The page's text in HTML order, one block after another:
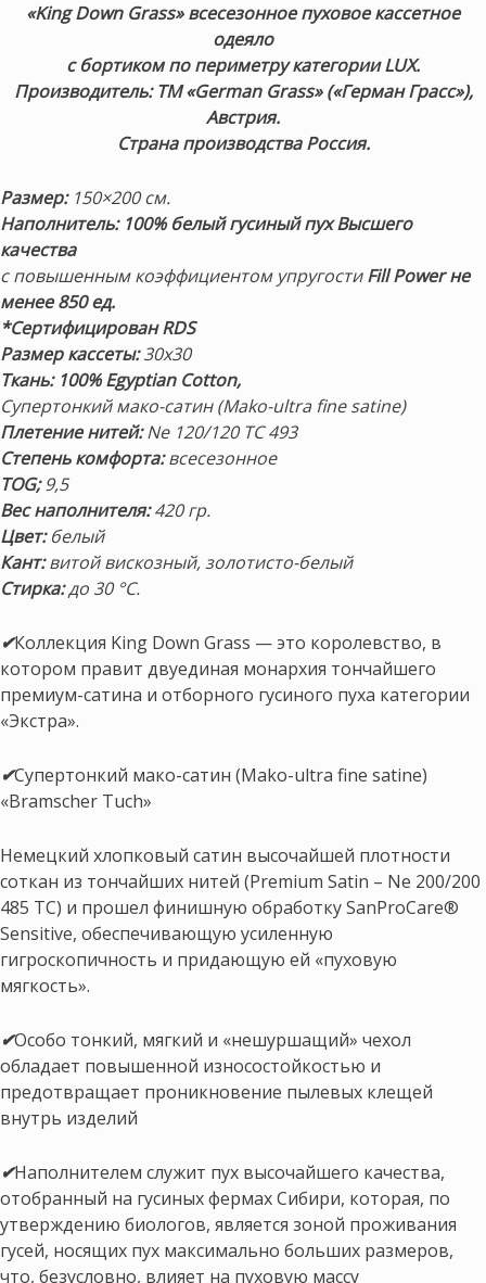
«King Down Grass» всесезонное пуховое кассетное
одеяло
с бортиком по периметрукатегории LUX.
Производитель: ТМ «German Grass» («Герман Грасс»),
Австрия.
Страна производства Россия.
Размер:150×200 см.
Наполнитель: 100% белый гусиный пухВысшего
качества
с повышенным коэффициентом упругостиFill Power не
менее 850 ед.
*Сертифицирован RDS
Размер кассеты:30х30
Ткань: 100% Egyptian Cotton,
Супертонкий мако-сатин (Mako-ultra fine satine)
Плетение нитей:Ne 120/120 ТС 493
Степень комфорта:всесезонное
TOG;9,5
Вес наполнителя:420 гр.
Цвет:белый
Кант:витой вискозный, золотисто-белый
Стирка:до 30 °С.
✔Коллекция King Down Grass — это королевство, в
котором правит двуединая монархия тончайшего
премиум-сатина и отборного гусиного пуха категории
«Экстра».
✔Супертонкий мако-сатин (Mako-ultra fine satine)
«Bramscher Tuch»
Немецкий хлопковый сатин высочайшей плотности
соткан из тончайших нитей (Premium Satin – Nе 200/200
485 ТС) и прошел финишную обработку SanProCare®
Sensitive, обеспечивающую усиленную
гигроскопичность и придающую ей «пуховую
мягкость».
✔Особо тонкий, мягкий и «нешуршащий» чехол
обладает повышенной износостойкостью и
предотвращает проникновение пылевых клещей
внутрь изделий
✔Наполнителем служит пух высочайшего качества,
отобранный на гусиных фермах Сибири, которая, по
утверждению биологов, является зоной проживания
гусей, носящих пух максимально больших размеров,
что, безусловно, влияет на пуховую массу